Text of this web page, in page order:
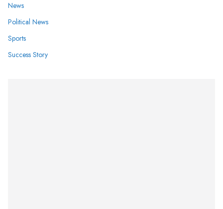
News
Political News
Sports
Success Story